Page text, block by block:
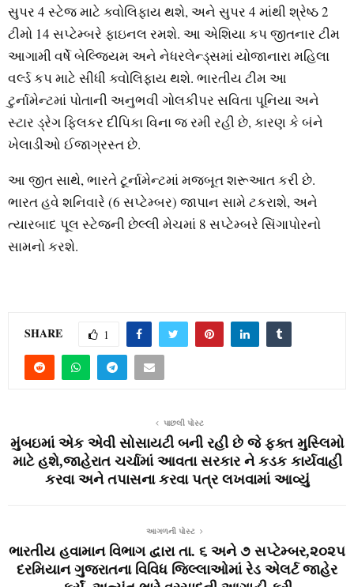
સુપર 4 સ્ટેજ માટે ક્વોલિફાય થશે, અને સુપર 4 માંથી શ્રેષ્ઠ 2
ટીમો 14 સપ્ટેમ્બરે ફાઇનલ રમશે. આ એશિયા કપ જીતનાર ટીમ
આગામી વર્ષે બેલ્જિયમ અને નેધરલેન્ડ્સમાં યોજાનારા મહિલા
વર્લ્ડ કપ માટે સીધી ક્વોલિફાય થશે. ભારતીય ટીમ આ
ટુર્નામેન્ટમાં પોતાની અનુભવી ગોલકીપર સવિતા પૂનિયા અને
સ્ટાર ડ્રેગ ફ્લિકર દીપિકા વિના જ રમી રહી છે, કારણ કે બંને
ખેલાડીઓ ઈજાગ્રસ્ત છે.
આ જીત સાથે, ભારતે ટૂર્નામેન્ટમાં મજબૂત શરૂઆત કરી છે.
ભારત હવે શનિવારે (6 સપ્ટેમ્બર) જાપાન સામે ટકરાશે, અને
ત્યારબાદ પૂલ સ્ટેજની છેલ્લી મેચમાં 8 સપ્ટેમ્બરે સિંગાપોરનો
સામનો કરશે.
SHARE 1
પાછલી પોસ્ટ
મુંબઇમાં એક એવી સોસાયટી બની રહી છે જે ફક્ત મુસ્લિમો
માટે હશે,જાહેરાત ચર્ચામાં આવતા સરકાર ને કડક કાર્યવાહી
કરવા અને તપાસના કરવા પત્ર લખવામાં આવ્યું
આગળની પોસ્ટ
ભારતીય હવામાન વિભાગ દ્વારા તા. ૬ અને ૭ સપ્ટેમ્બર,૨૦૨૫
દરમિયાન ગુજરાતના વિવિધ જિલ્લાઓમાં રેડ એલર્ટ જાહેર